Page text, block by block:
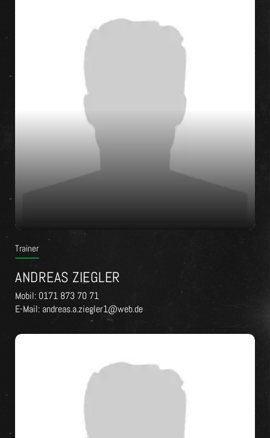
Trainer
ANDREAS ZIEGLER
Mobil: 0171 873 70 71
E-Mail: andreas.a.ziegler1@web.de